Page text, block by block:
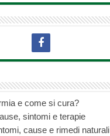
e come si cura?
sintomi e terapie
cause e rimedi naturali